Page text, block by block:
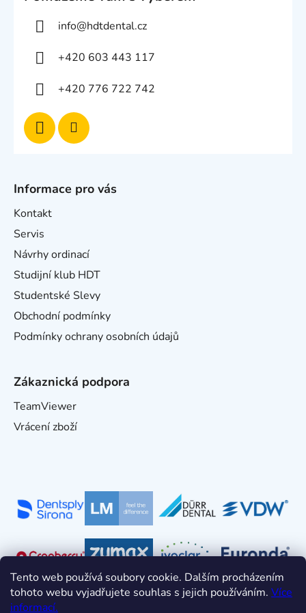
Tento web používá soubory cookie. Dalším procházením
tohoto webu vyjadřujete souhlas s jejich používáním. Více
informací.
info@hdtdental.cz
+420 603 443 117
+420 776 722 742
Informace pro vás
Kontakt
Servis
Návrhy ordinací
Studijní klub HDT
Studentské Slevy
Obchodní podmínky
Podmínky ochrany osobních údajů
Zákaznická podpora
TeamViewer
Vrácení zboží